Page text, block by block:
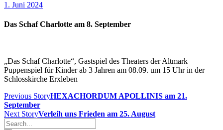
1. Juni 2024
Das Schaf Charlotte am 8. September
„Das Schaf Charlotte“, Gastspiel des Theaters der Altmark
Puppenspiel für Kinder ab 3 Jahren am 08.09. um 15 Uhr in der
Schlosskirche Erxleben
Previous StoryHEXACHORDUM APOLLINIS am 21.
September
Next StoryVerleih uns Frieden am 25. August